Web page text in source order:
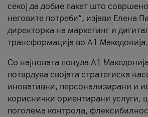
секој да добие пакет што
неговите потреби“, изјави Елена
директорка на маркетинг и
трансформација во А1 Македонија.
Со најновата понуда А1
потврдува својата стратегиска
иновативни, персонализирани и
кориснички ориентирани услуги,
поголема контрола,